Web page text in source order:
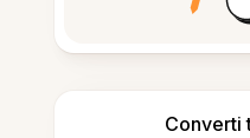
Converti